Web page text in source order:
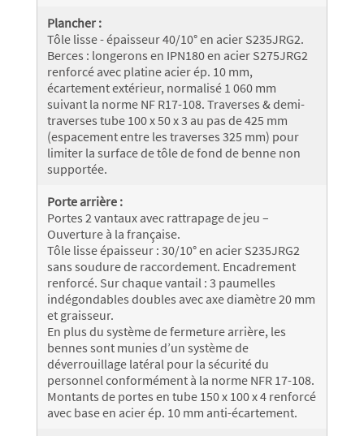
Plancher :
Tôle lisse - épaisseur 40/10° en acier S235JRG2.
Berces : longerons en IPN180 en acier S275JRG2
renforcé avec platine acier ép. 10 mm,
écartement extérieur, normalisé 1 060 mm
suivant la norme NF R17-108. Traverses & demi-
traverses tube 100 x 50 x 3 au pas de 425 mm
(espacement entre les traverses 325 mm) pour
limiter la surface de tôle de fond de benne non
supportée.
Porte arrière :
Portes 2 vantaux avec rattrapage de jeu –
Ouverture à la française.
Tôle lisse épaisseur : 30/10° en acier S235JRG2
sans soudure de raccordement. Encadrement
renforcé. Sur chaque vantail : 3 paumelles
indégondables doubles avec axe diamètre 20 mm
et graisseur.
En plus du système de fermeture arrière, les
bennes sont munies d’un système de
déverrouillage latéral pour la sécurité du
personnel conformément à la norme NFR 17-108.
Montants de portes en tube 150 x 100 x 4 renforcé
avec base en acier ép. 10 mm anti-écartement.